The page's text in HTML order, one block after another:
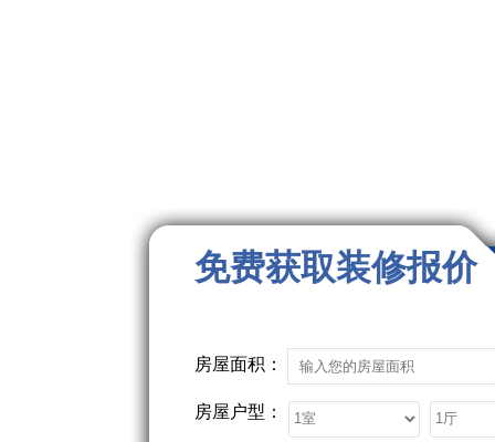
免费获取装修报价
房屋面积：
房屋户型：